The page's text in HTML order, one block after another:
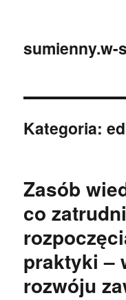
sumienny.w-
Kategoria:
Zasób
co
praktyki –
rozwóju